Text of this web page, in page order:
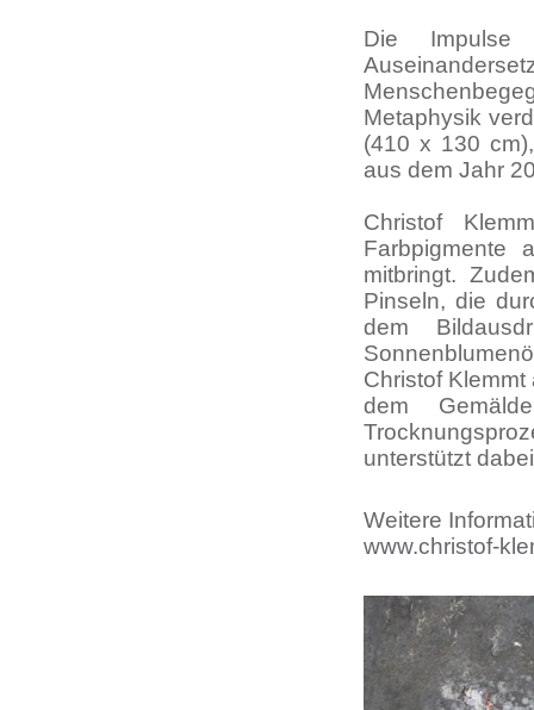
Die
Metaphysik
(410 x 130
aus dem Jahr
Christof
Farbpigmente
mitbringt.
Pinseln, die
dem
Christof
dem
unterstützt
Weitere
www.christof-